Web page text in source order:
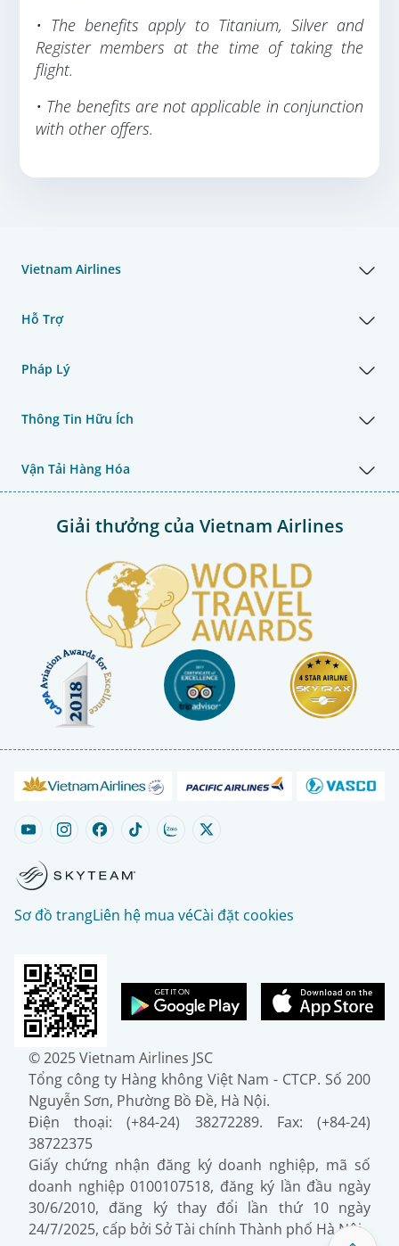
• The benefits apply to Titanium, Silver and
Register members at the time of taking the
flight.
• The benefits are not applicable in conjunction
with other offers.
Vietnam Airlines
Hỗ Trợ
Pháp Lý
Thông Tin Hữu Ích
Vận Tải Hàng Hóa
Giải thưởng của Vietnam Airlines
Sơ đồ trangLiên hệ mua véCài đặt cookies
© 2025 Vietnam Airlines JSC
Tổng công ty Hàng không Việt Nam - CTCP. Số 200
Nguyễn Sơn, Phường Bồ Đề, Hà Nội.
Điện thoại: (+84-24) 38272289. Fax: (+84-24)
38722375
Giấy chứng nhận đăng ký doanh nghiệp, mã số
doanh nghiệp 0100107518, đăng ký lần đầu ngày
30/6/2010, đăng ký thay đổi lần thứ 10 ngày
24/7/2025, cấp bởi Sở Tài chính Thành phố Hà Nội.